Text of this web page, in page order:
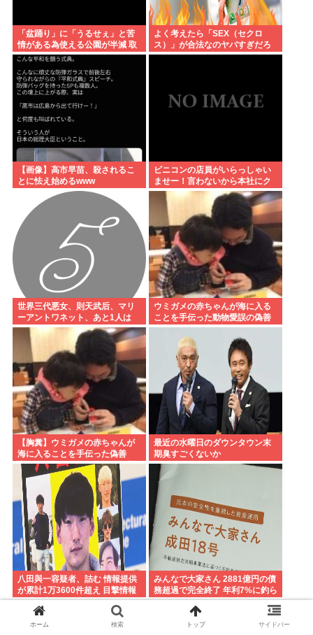
「盆踊り」に「うるせぇ」と苦
情がある為使える公園が半減 取
材ではうるさいと答える住民は
おらず こどおじみたいのが電話
してんだろな
よく考えたら「SEX（セクロ
ス）」が合法なのヤバすぎだろ
【画像】高市早苗、殺されるこ
とに怯え始めるwww
ビニコンの店員がいらっしゃい
ませー！言わないから本社にク
レームいれてやりましたよ！
www
世界三代悪女、則天武后、マリ
ーアントワネット、あと1人は
ウミガメの赤ちゃんが海に入る
ことを手伝った動物愛誤の偽善
者、最悪の結末を迎える
【胸糞】ウミガメの赤ちゃんが
海に入ることを手伝った偽善
者、最悪の行動だったことが判
明
最近の水曜日のダウンタウン末
期臭すごくないか
八田與一容疑者、詰む 情報提供
が累計1万3600件超え 目撃情報
は「関東」が最多
みんなで大家さん 2881億円の債
務超過で完全終了 年利7%に釣ら
れた3万人超の弱者の老後資金
2000億円が消滅
ホーム 検索 トップ サイドバー